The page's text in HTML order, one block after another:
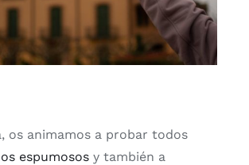
os animamos a probar todos
espumososy también a